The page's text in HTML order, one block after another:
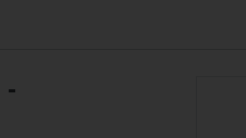
-